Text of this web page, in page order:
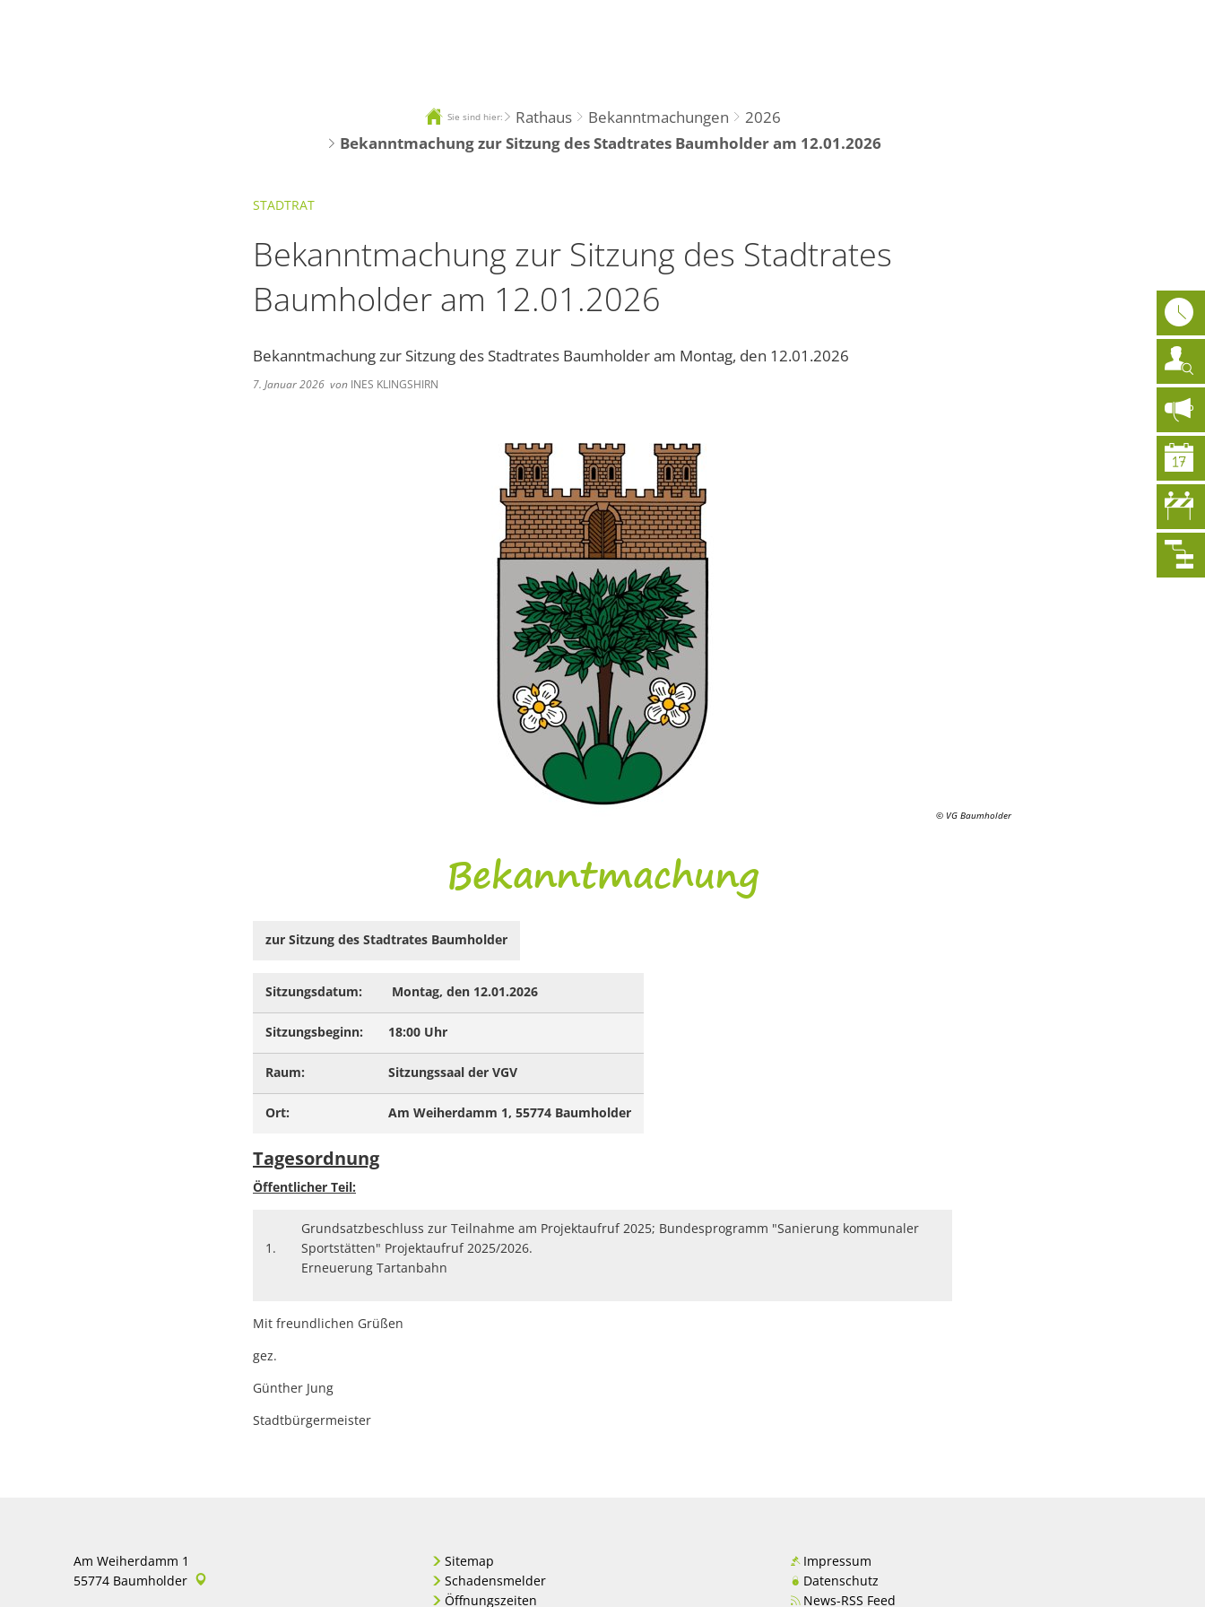
Sie sind hier: Rathaus Bekanntmachungen
2026
Bekanntmachung zur Sitzung des Stadtrates Baumholder am 12.01.2026
STADTRAT
Bekanntmachung zur Sitzung des Stadtrates
Baumholder am 12.01.2026
Bekanntmachung zur Sitzung des Stadtrates Baumholder am Montag, den 12.01.2026
7. Januar 2026 von INES KLINGSHIRN
© VG Baumholder
Bekanntmachung
zur Sitzung des Stadtrates Baumholder
Sitzungsdatum: Montag, den 12.01.2026
Sitzungsbeginn: 18:00 Uhr
Raum: Sitzungssaal der VGV
Ort: Am Weiherdamm 1, 55774 Baumholder
Tagesordnung
Öffentlicher Teil:
1.
Grundsatzbeschluss zur Teilnahme am Projektaufruf 2025; Bundesprogramm "Sanierung kommunaler
Sportstätten" Projektaufruf 2025/2026.
Erneuerung Tartanbahn
Mit freundlichen Grüßen
gez.
Günther Jung
Stadtbürgermeister
Am Weiherdamm 1
55774 Baumholder
Sitemap
Schadensmelder
Öffnungszeiten
Impressum
Datenschutz
News-RSS Feed